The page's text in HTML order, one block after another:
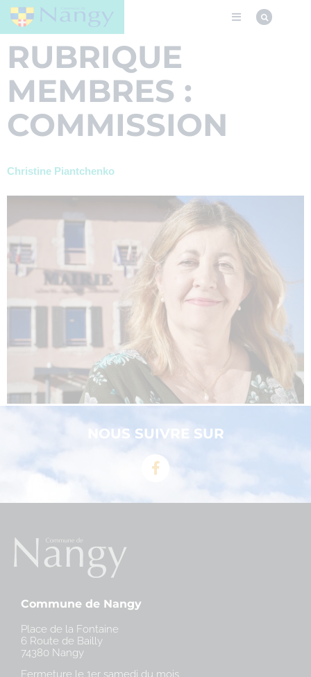
RUBRIQUE
MEMBRES :
COMMISSION
Christine Piantchenko
NOUS SUIVRE SUR
Commune de Nangy
Place de la Fontaine
6 Route de Bailly
74380 Nangy
Fermeture le 1er samedi du mois